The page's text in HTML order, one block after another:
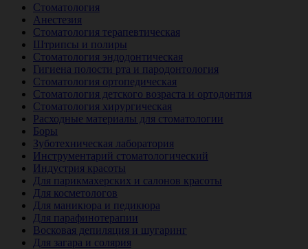
Стоматология
Анестезия
Стоматология терапевтическая
Штрипсы и полиры
Стоматология эндодонтическая
Гигиена полости рта и пародонтология
Стоматология ортопедическая
Стоматология детского возраста и ортодонтия
Стоматология хирургическая
Расходные материалы для стоматологии
Боры
Зуботехническая лаборатория
Инструментарий стоматологический
Индустрия красоты
Для парикмахерских и салонов красоты
Для косметологов
Для маникюра и педикюра
Для парафинотерапии
Восковая депиляция и шугаринг
Для загара и солярия